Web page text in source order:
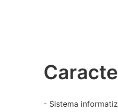
- Sistema